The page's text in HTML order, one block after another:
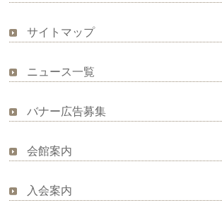
サイトマップ
ニュース一覧
バナー広告募集
会館案内
入会案内